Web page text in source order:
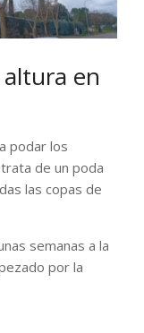
en
podar los
de un poda
las copas de
semanas a la
por la